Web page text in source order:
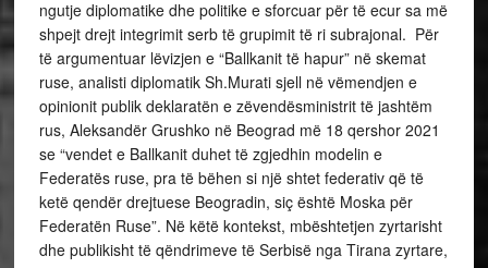
ngutje diplomatike dhe politike e sforcuar për të ecur sa më
shpejt drejt integrimit serb të grupimit të ri subrajonal. Për
të argumentuar lëvizjen e “Ballkanit të hapur” në skemat
ruse, analisti diplomatik Sh.Murati sjell në vëmendjen e
opinionit publik deklaratën e zëvendësministrit të jashtëm
rus, Aleksandër Grushko në Beograd më 18 qershor 2021
se “vendet e Ballkanit duhet të zgjedhin modelin e
Federatës ruse, pra të bëhen si një shtet federativ që të
ketë qendër drejtuese Beogradin, siç është Moska për
Federatën Ruse”. Në këtë kontekst, mbështetjen zyrtarisht
dhe publikisht të qëndrimeve të Serbisë nga Tirana zyrtare,